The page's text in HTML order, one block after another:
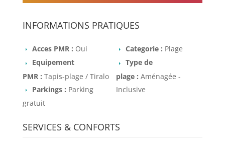
INFORMATIONS PRATIQUES
Acces PMR : Oui
Equipement
PMR : Tapis-plage / Tiralo
Parkings : Parking
gratuit
Categorie : Plage
Type de
plage : Aménagée -
Inclusive
SERVICES & CONFORTS